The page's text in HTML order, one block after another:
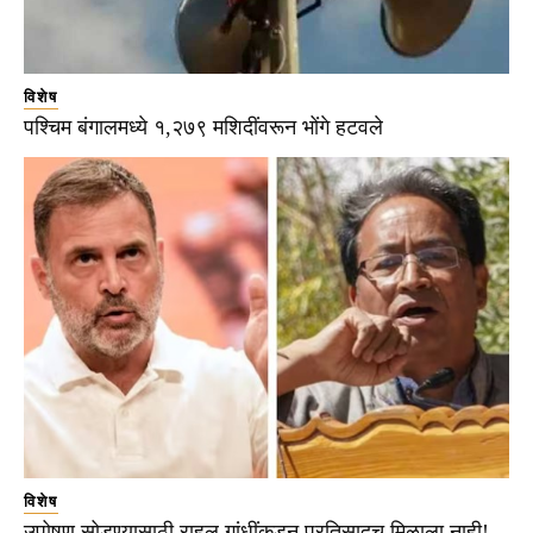
विशेष
पश्चिम बंगालमध्ये १,२७९ मशिदींवरून भोंगे हटवले
विशेष